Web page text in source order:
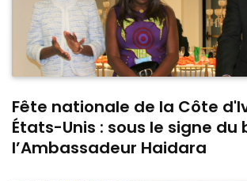
Fête nationale de la Côte
États-Unis : sous le signe du
l’Ambassadeur Haidara